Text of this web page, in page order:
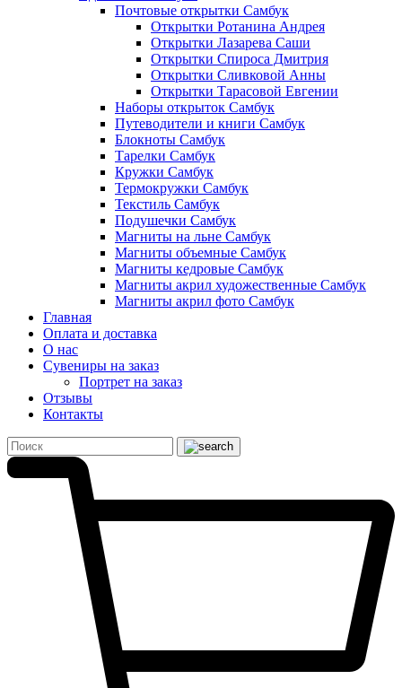
Почтовые открытки Самбук
Открытки Ротанина Андрея
Открытки Лазарева Саши
Открытки Спироса Дмитрия
Открытки Сливковой Анны
Открытки Тарасовой Евгении
Наборы открыток Самбук
Путеводители и книги Самбук
Блокноты Самбук
Тарелки Самбук
Кружки Самбук
Термокружки Самбук
Текстиль Самбук
Подушечки Самбук
Магниты на льне Самбук
Магниты объемные Самбук
Магниты кедровые Самбук
Магниты акрил художественные Самбук
Магниты акрил фото Самбук
Главная
Оплата и доставка
О нас
Сувениры на заказ
Портрет на заказ
Отзывы
Контакты